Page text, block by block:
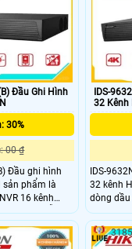
sắc nét hơn ,
được yêu cầu
Sata
1USB 3
Đầu Ghi Hình
30%
00 ₫
Đầu ghi hình
sản phẩm là
16 kênh
Hỗ trợ
tích 32 thư
mặt. Xuất
IDS-
IDS-
32 kênh
dòng dầu
camera
16ch
viện và